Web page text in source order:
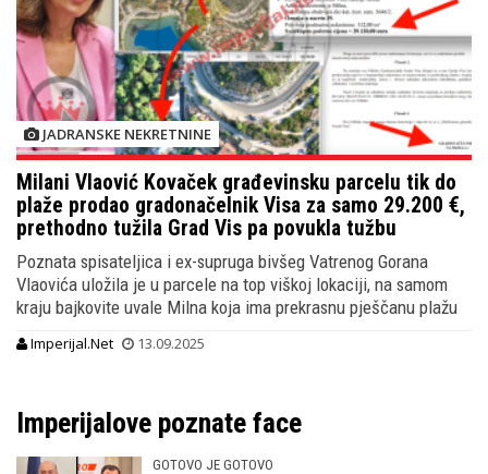
JADRANSKE NEKRETNINE
Milani Vlaović Kovaček građevinsku parcelu tik do
plaže prodao gradonačelnik Visa za samo 29.200 €,
prethodno tužila Grad Vis pa povukla tužbu
Poznata spisateljica i ex-supruga bivšeg Vatrenog Gorana
Vlaovića uložila je u parcele na top viškoj lokaciji, na samom
kraju bajkovite uvale Milna koja ima prekrasnu pješčanu plažu
Imperijal.Net 13.09.2025
Imperijalove poznate face
GOTOVO JE GOTOVO